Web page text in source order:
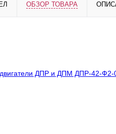
ОБЗОР ТОВАРА